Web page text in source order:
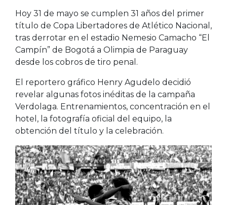
Hoy 31 de mayo se cumplen 31 años del primer
título de Copa Libertadores de Atlético Nacional,
tras derrotar en el estadio Nemesio Camacho “El
Campín” de Bogotá a Olimpia de Paraguay
desde los cobros de tiro penal.
El reportero gráfico Henry Agudelo decidió
revelar algunas fotos inéditas de la campaña
Verdolaga. Entrenamientos, concentración en el
hotel, la fotografía oficial del equipo, la
obtención del título y la celebración.